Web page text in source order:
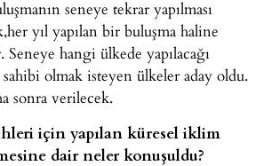
seneye tekrar yapılması
yıl yapılan bir buluşma haline
hangi ülkede yapılacağı
olmak isteyen ülkeler aday oldu.
sonra verilecek.
için yapılan küresel iklim
dair neler konuşuldu?